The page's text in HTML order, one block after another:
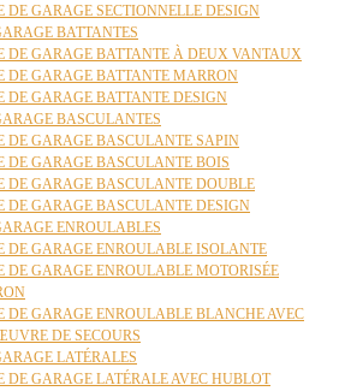
DE GARAGE SECTIONNELLE DESIGN
BATTANTES
DE GARAGE BATTANTE À DEUX VANTAUX
DE GARAGE BATTANTE MARRON
DE GARAGE BATTANTE DESIGN
BASCULANTES
DE GARAGE BASCULANTE SAPIN
DE GARAGE BASCULANTE BOIS
DE GARAGE BASCULANTE DOUBLE
DE GARAGE BASCULANTE DESIGN
ENROULABLES
DE GARAGE ENROULABLE ISOLANTE
DE GARAGE ENROULABLE MOTORISÉE
DE GARAGE ENROULABLE BLANCHE AVEC
DE SECOURS
LATÉRALES
DE GARAGE LATÉRALE AVEC HUBLOT